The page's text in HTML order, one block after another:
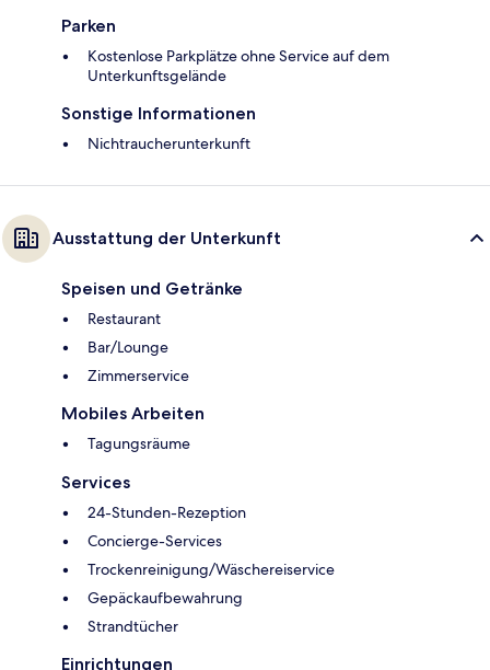
Parken
Kostenlose Parkplätze ohne Service auf dem
Unterkunftsgelände
Sonstige Informationen
Nichtraucherunterkunft
Ausstattung der Unterkunft
Speisen und Getränke
Restaurant
Bar/Lounge
Zimmerservice
Mobiles Arbeiten
Tagungsräume
Services
24-Stunden-Rezeption
Concierge-Services
Trockenreinigung/Wäschereiservice
Gepäckaufbewahrung
Strandtücher
Einrichtungen